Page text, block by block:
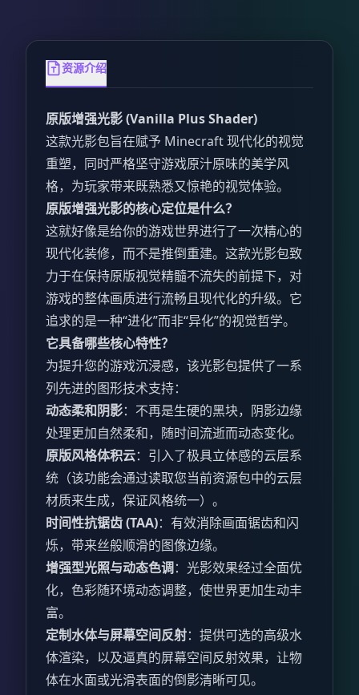
资源介绍
原版增强光影 (Vanilla Plus Shader)
这款光影包旨在赋予 Minecraft 现代化的视觉
重塑，同时严格坚守游戏原汁原味的美学风
格，为玩家带来既熟悉又惊艳的视觉体验。
原版增强光影的核心定位是什么？
这就好像是给你的游戏世界进行了一次精心的
现代化装修，而不是推倒重建。这款光影包致
力于在保持原版视觉精髓不流失的前提下，对
游戏的整体画质进行流畅且现代化的升级。它
追求的是一种“进化”而非“异化”的视觉哲学。
它具备哪些核心特性？
为提升您的游戏沉浸感，该光影包提供了一系
列先进的图形技术支持：
动态柔和阴影：不再是生硬的黑块，阴影边缘
处理更加自然柔和，随时间流逝而动态变化。
原版风格体积云：引入了极具立体感的云层系
统（该功能会通过读取您当前资源包中的云层
材质来生成，保证风格统一）。
时间性抗锯齿 (TAA)：有效消除画面锯齿和闪
烁，带来丝般顺滑的图像边缘。
增强型光照与动态色调：光影效果经过全面优
化，色彩随环境动态调整，使世界更加生动丰
富。
定制水体与屏幕空间反射：提供可选的高级水
体渲染，以及逼真的屏幕空间反射效果，让物
体在水面或光滑表面的倒影清晰可见。